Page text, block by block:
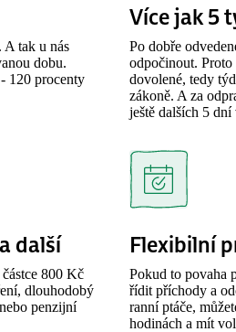
A tak u nás
dobu.
120 procenty
Více jak 5
Po dobře
odpočinout. Proto
dovolené, tedy
zákoně. A za
ještě dalších 5 dní
další
800 Kč
dlouhodobý
penzijní
Flexibilní
Pokud to povaha
řídit příchody a
ranní ptáče,
hodinách a mít